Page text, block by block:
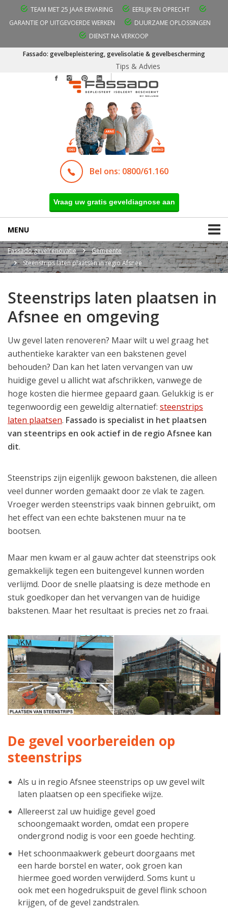
TEAM MET 25 JAAR ERVARING
EERLIJK EN OPRECHT
GARANTIE OP UITGEVOERDE WERKEN
DUURZAME OPLOSSINGEN
DIENST NA VERKOOP
Fassado: gevelbepleistering, gevelisolatie & gevelbescherming
Tips & Advies
Bel ons: 0800/61.160
Vraag uw gratis geveldiagnose aan
MENU
Fassado gevelrenovatie
Gemeente
Steenstrips laten plaatsen in regio Afsnee
Steenstrips laten plaatsen in
Afsnee en omgeving
Uw gevel laten renoveren? Maar wilt u wel graag het
authentieke karakter van een bakstenen gevel
behouden? Dan kan het laten vervangen van uw
huidige gevel u allicht wat afschrikken, vanwege de
hoge kosten die hiermee gepaard gaan. Gelukkig is er
tegenwoordig een geweldig alternatief: steenstrips
laten plaatsen. Fassado is specialist in het plaatsen
van steentrips en ook actief in de regio Afsnee kan
dit.
Steenstrips zijn eigenlijk gewoon bakstenen, die alleen
veel dunner worden gemaakt door ze vlak te zagen.
Vroeger werden steenstrips vaak binnen gebruikt, om
het effect van een echte bakstenen muur na te
bootsen.
Maar men kwam er al gauw achter dat steenstrips ook
gemakkelijk tegen een buitengevel kunnen worden
verlijmd. Door de snelle plaatsing is deze methode en
stuk goedkoper dan het vervangen van de huidige
bakstenen. Maar het resultaat is precies net zo fraai.
De gevel voorbereiden op
steenstrips
Als u in regio Afsnee steenstrips op uw gevel wilt
laten plaatsen op een specifieke wijze.
Allereerst zal uw huidige gevel goed
schoongemaakt worden, omdat een propere
ondergrond nodig is voor een goede hechting.
Het schoonmaakwerk gebeurt doorgaans met
een harde borstel en water, ook groen kan
hiermee goed worden verwijderd. Soms kunt u
ook met een hogedrukspuit de gevel flink schoon
krijgen, of de gevel zandstralen.